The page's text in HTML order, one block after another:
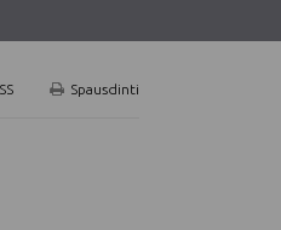
Spausdinti